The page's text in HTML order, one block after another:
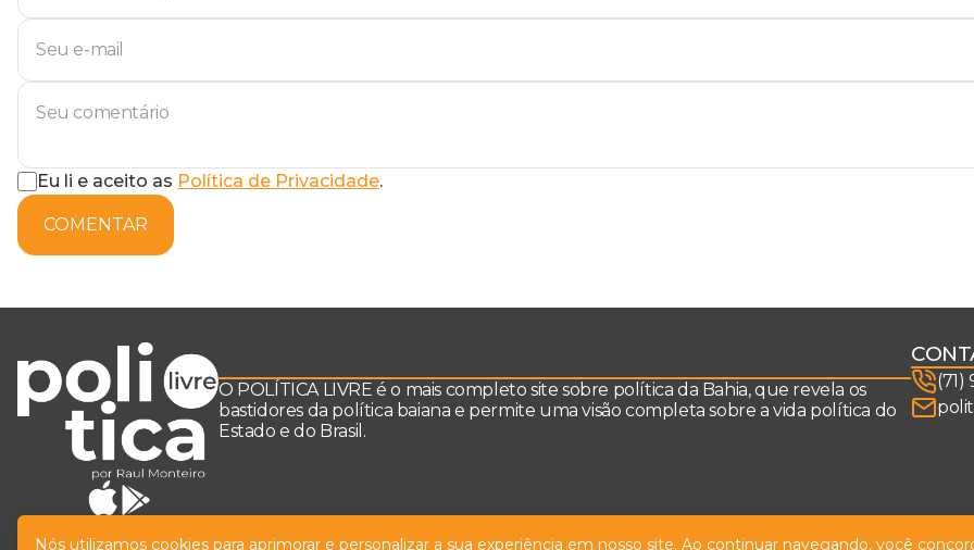
Eu li e aceito as Política de Privacidade.
COMENTAR
O POLÍTICA LIVRE é o mais completo site sobre política da Bahia, que revela os
bastidores da política baiana e permite uma visão completa sobre a vida política do
Estado e do Brasil.
(71)
Nós utilizamos cookies para aprimorar e personalizar a sua experiência em nosso site. Ao continuar navegando, você